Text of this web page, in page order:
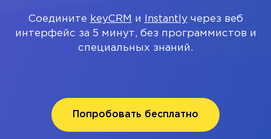
Соедините keyCRM и Instantlyчерез веб
интерфейс за 5 минут, без программистов и
специальных знаний.
Попробовать бесплатно